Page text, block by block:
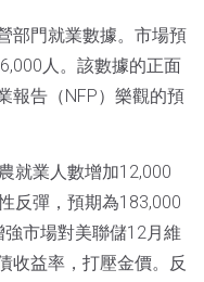
部門就業數據。市場預
人。該數據的正面
報告（NFP）樂觀的預
就業人數增加12,000
反彈，預期為183,000
市場對美聯儲12月維
收益率，打壓金價。反